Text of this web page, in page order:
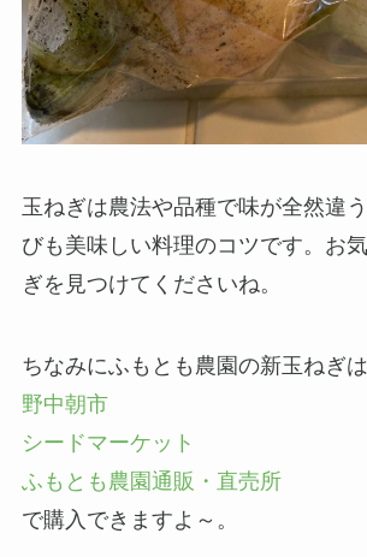
玉ねぎは農法や品種で味が全然違
びも美味しい料理のコツです。お
ぎを見つけてくださいね。
ちなみにふもとも農園の新玉ねぎは
野中朝市
シードマーケット
ふもとも農園通販・直売所
で購入できますよ～。